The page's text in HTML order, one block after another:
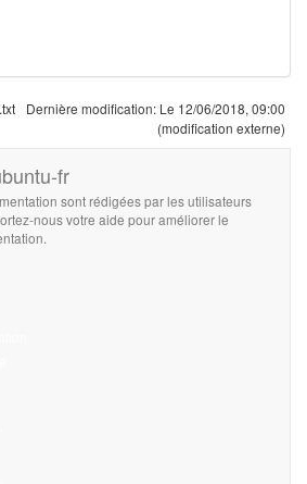
Dernière modification: Le 12/06/2018, 09:00
(modification externe)
fr
sont rédigées par les utilisateurs
nous votre aide pour améliorer le